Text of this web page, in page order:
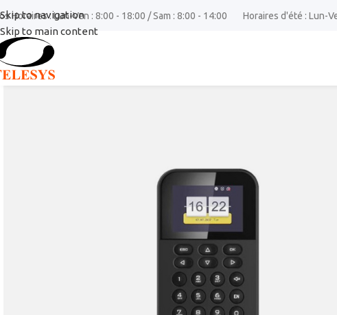
Skip to navigation
Skip to main content
Horaires : Lun-Ven : 8:00 - 18:00 / Sam : 8:00 - 14:00 Horaires d'été : Lun-